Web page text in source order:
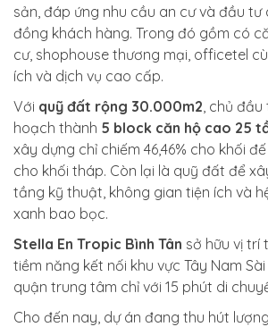
sản, đáp ứng nhu cầu an cư và đầu tư
đồng khách hàng. Trong đó gồm có
cư, shophouse thương mại, officetel
ích và dịch vụ cao cấp.
Với quỹ đất rộng 30.000m2 , chủ
hoạch thành 5 block căn hộ cao 25
xây dựng chỉ chiếm 46,46% cho khối đế
cho khối tháp. Còn lại là quỹ đất để
tầng kỹ thuật, không gian tiện ích và
xanh bao bọc.
Stella En Tropic Bình Tân sở hữu vị trí
tiềm năng kết nối khu vực Tây Nam
quận trung tâm chỉ với 15 phút di
Cho đến nay, dự án đang thu hút